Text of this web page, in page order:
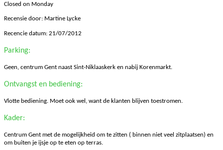
Closed on Monday
Recensie door: Martine Lycke
Recencie datum: 21/07/2012
Parking:
Geen, centrum Gent naast Sint-Niklaaskerk en nabij Korenmarkt.
Ontvangst en bediening:
Vlotte bediening. Moet ook wel, want de klanten blijven toestromen.
Kader:
Centrum Gent met de mogelijkheid om te zitten ( binnen niet veel zitplaatsen) en
om buiten je ijsje op te eten op terras.